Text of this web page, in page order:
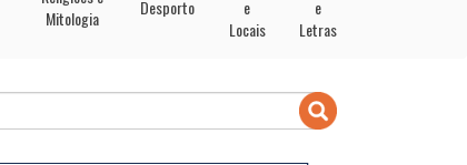
Mitologia
Desporto
e
Locais
e
Letras